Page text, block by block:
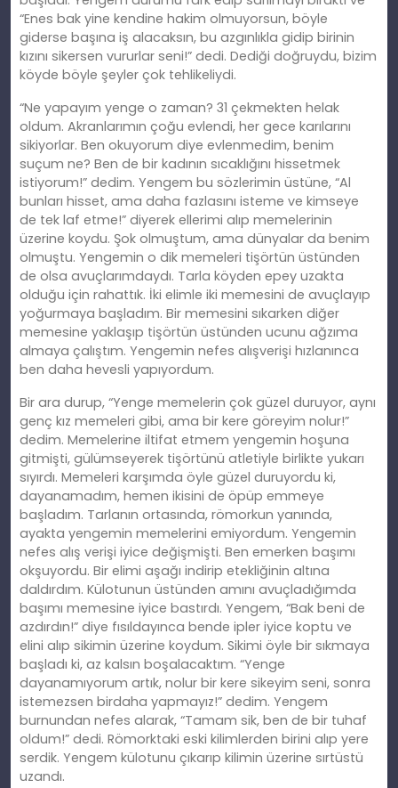
“Enes bak yine kendine hakim olmuyorsun, böyle
giderse başına iş alacaksın, bu azgınlıkla gidip birinin
kızını sikersen vururlar seni!” dedi. Dediği doğruydu, bizim
köyde böyle şeyler çok tehlikeliydi.
“Ne yapayım yenge o zaman? 31 çekmekten helak
oldum. Akranlarımın çoğu evlendi, her gece karılarını
sikiyorlar. Ben okuyorum diye evlenmedim, benim
suçum ne? Ben de bir kadının sıcaklığını hissetmek
istiyorum!” dedim. Yengem bu sözlerimin üstüne, “Al
bunları hisset, ama daha fazlasını isteme ve kimseye
de tek laf etme!” diyerek ellerimi alıp memelerinin
üzerine koydu. Şok olmuştum, ama dünyalar da benim
olmuştu. Yengemin o dik memeleri tişörtün üstünden
de olsa avuçlarımdaydı. Tarla köyden epey uzakta
olduğu için rahattık. İki elimle iki memesini de avuçlayıp
yoğurmaya başladım. Bir memesini sıkarken diğer
memesine yaklaşıp tişörtün üstünden ucunu ağzıma
almaya çalıştım. Yengemin nefes alışverişi hızlanınca
ben daha hevesli yapıyordum.
Bir ara durup, “Yenge memelerin çok güzel duruyor, aynı
genç kız memeleri gibi, ama bir kere göreyim nolur!”
dedim. Memelerine iltifat etmem yengemin hoşuna
gitmişti, gülümseyerek tişörtünü atletiyle birlikte yukarı
sıyırdı. Memeleri karşımda öyle güzel duruyordu ki,
dayanamadım, hemen ikisini de öpüp emmeye
başladım. Tarlanın ortasında, römorkun yanında,
ayakta yengemin memelerini emiyordum. Yengemin
nefes alış verişi iyice değişmişti. Ben emerken başımı
okşuyordu. Bir elimi aşağı indirip etekliğinin altına
daldırdım. Külotunun üstünden amını avuçladığımda
başımı memesine iyice bastırdı. Yengem, “Bak beni de
azdırdın!” diye fısıldayınca bende ipler iyice koptu ve
elini alıp sikimin üzerine koydum. Sikimi öyle bir sıkmaya
başladı ki, az kalsın boşalacaktım. “Yenge
dayanamıyorum artık, nolur bir kere sikeyim seni, sonra
istemezsen birdaha yapmayız!” dedim. Yengem
burnundan nefes alarak, “Tamam sik, ben de bir tuhaf
oldum!” dedi. Römorktaki eski kilimlerden birini alıp yere
serdik. Yengem külotunu çıkarıp kilimin üzerine sırtüstü
uzandı.